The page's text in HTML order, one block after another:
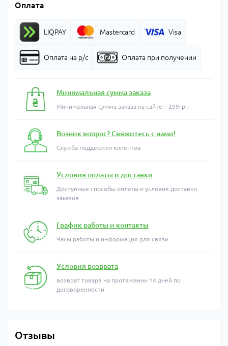
Оплата
LIQPAY Mastercard Visa
Оплата на р/с Оплата при получении
Минимальная сумма заказа
Минимальная сумма заказа на сайте – 299грн
Возник вопрос? Свяжитесь с нами!
Служба поддержки клиентов
Условия оплаты и доставки
Доступные способы оплаты и условия доставки
заказов
График работы и контакты
Часы работы и информация для связи
Условия возврата
возврат товарв на протяжении 14 дней по
договоренности
Отзывы